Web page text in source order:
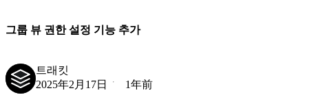
그룹 뷰 권한 설정 기능 추가
트래킷
2025年2月17日
1年前